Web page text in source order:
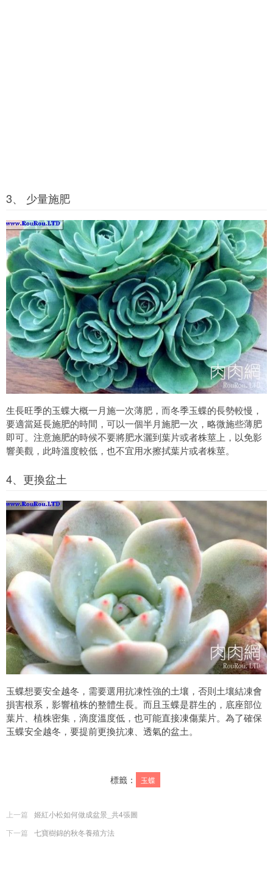
3、 少量施肥
生長旺季的玉蝶大概一月施一次薄肥，而冬季玉蝶的長勢較慢，
要適當延長施肥的時間，可以一個半月施肥一次，略微施些薄肥
即可。注意施肥的時候不要將肥水灑到葉片或者株莖上，以免影
響美觀，此時溫度較低，也不宜用水擦拭葉片或者株莖。
4、更換盆土
玉蝶想要安全越冬，需要選用抗凍性強的土壤，否則土壤結凍會
損害根系，影響植株的整體生長。而且玉蝶是群生的，底座部位
葉片、植株密集，滴度溫度低，也可能直接凍傷葉片。為了確保
玉蝶安全越冬，要提前更換抗凍、透氣的盆土。
標籤： 玉蝶
上一篇
姬紅小松如何做成盆景_共4張圖
下一篇
七寶樹錦的秋冬養殖方法